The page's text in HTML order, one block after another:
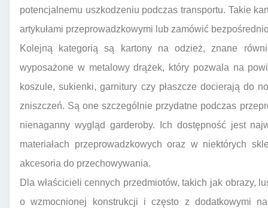
potencjalnemu uszkodzeniu podczas transportu. Takie
artykułami przeprowadzkowymi lub zamówić
Kolejną kategorią są kartony na odzież, znane
wyposażone w metalowy drążek, który pozwala na
koszule, sukienki, garnitury czy płaszcze docierają do
zniszczeń. Są one szczególnie przydatne podczas
nienaganny wygląd garderoby. Ich dostępność jest
materiałach przeprowadzkowych oraz w niektórych
akcesoria do przechowywania.
Dla właścicieli cennych przedmiotów, takich jak obrazy,
o wzmocnionej konstrukcji i często z dodatkowymi